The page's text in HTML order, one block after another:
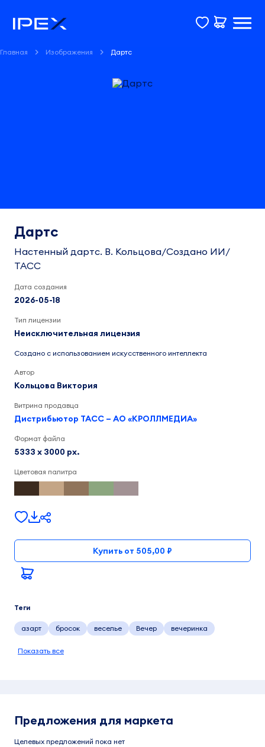
Главная Изображения Дартс
Дартс
Настенный дартс. В. Кольцова/Создано ИИ/
ТАСС
Дата создания
2026-05-18
Тип лицензии
Неисключительная лицензия
Создано с использованием искусственного интеллекта
Автор
Кольцова Виктория
Витрина продавца
Дистрибьютор ТАСС – АО «КРОЛЛМЕДИА»
Формат файла
5333 x 3000 px.
Цветовая палитра
Купить от 505,00 ₽
Теги
азарт бросок веселье Вечер вечеринка
Показать все
Предложения для маркета
Целевых предложений пока нет